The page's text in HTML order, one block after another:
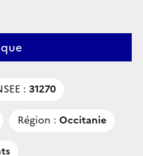
: 31270
Région : Occitanie